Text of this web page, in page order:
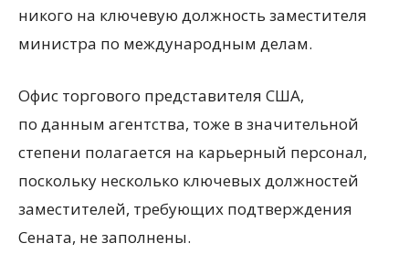
никого на ключевую должность заместителя
министра по международным делам.
Офис торгового представителя США,
по данным агентства, тоже в значительной
степени полагается на карьерный персонал,
поскольку несколько ключевых должностей
заместителей, требующих подтверждения
Сената, не заполнены.